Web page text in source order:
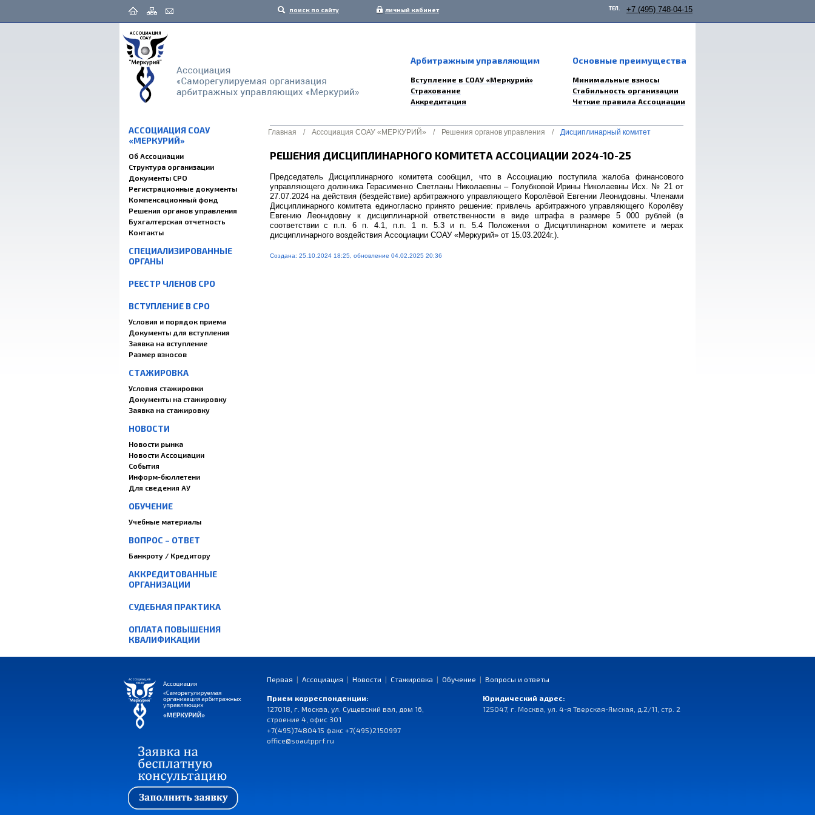
поиск по сайту личный кабинет ТЕЛ. +7 (495) 748-04-15
Арбитражным управляющим
Вступление в СОАУ «Меркурий»
Страхование
Аккредитация
Основные преимущества
Минимальные взносы
Стабильность организации
Четкие правила Ассоциации
АССОЦИАЦИЯ СОАУ
«МЕРКУРИЙ»
Об Ассоциации
Структура организации
Документы СРО
Регистрационные документы
Компенсационный фонд
Решения органов управления
Бухгалтерская отчетность
Контакты
СПЕЦИАЛИЗИРОВАННЫЕ
ОРГАНЫ
РЕЕСТР ЧЛЕНОВ СРО
ВСТУПЛЕНИЕ В СРО
Условия и порядок приема
Документы для вступления
Заявка на вступление
Размер взносов
СТАЖИРОВКА
Условия стажировки
Документы на стажировку
Заявка на стажировку
НОВОСТИ
Новости рынка
Новости Ассоциации
События
Информ-бюллетени
Для сведения АУ
ОБУЧЕНИЕ
Учебные материалы
ВОПРОС – ОТВЕТ
Банкроту / Кредитору
АККРЕДИТОВАННЫЕ
ОРГАНИЗАЦИИ
СУДЕБНАЯ ПРАКТИКА
ОПЛАТА ПОВЫШЕНИЯ
КВАЛИФИКАЦИИ
Главная / Ассоциация СОАУ «МЕРКУРИЙ» / Решения органов управления / Дисциплинарный комитет
РЕШЕНИЯ ДИСЦИПЛИНАРНОГО КОМИТЕТА АССОЦИАЦИИ 2024-10-25
Председатель Дисциплинарного комитета сообщил, что в Ассоциацию поступила жалоба финансового
управляющего должника Герасименко Светланы Николаевны – Голубковой Ирины Николаевны Исх. № 21 от
27.07.2024 на действия (бездействие) арбитражного управляющего Королёвой Евгении Леонидовны. Членами
Дисциплинарного комитета единогласно принято решение: привлечь арбитражного управляющего Королёву
Евгению Леонидовну к дисциплинарной ответственности в виде штрафа в размере 5 000 рублей (в
соответствии с п.п. 6 п. 4.1, п.п. 1 п. 5.3 и п. 5.4 Положения о Дисциплинарном комитете и мерах
дисциплинарного воздействия Ассоциации СОАУ «Меркурий» от 15.03.2024г.).
Создана: 25.10.2024 18:25, обновление 04.02.2025 20:36
Первая | Ассоциация | Новости | Стажировка | Обучение | Вопросы и ответы
Прием корреспонденции:
127018, г. Москва, ул. Сущевский вал, дом 16,
строение 4, офис 301
+7(495)7480415 факс +7(495)2150997
office@soautpprf.ru
Юридический адрес:
125047, г. Москва, ул. 4-я Тверская-Ямская, д.2/11, стр. 2